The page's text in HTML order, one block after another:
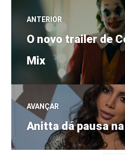
Navegação
de
Post
ANTERIOR
Post
anterior:
O novo trailer de
Mix
AVANÇAR
Próximo
post:
Anitta dá pausa